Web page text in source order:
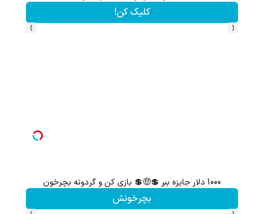
کلیک کن!
‹
›
1000 دلار جایزه ببر 💲🤑💲 بازی کن و گردونه بچرخون
بچرخونش